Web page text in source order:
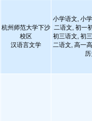
杭州师范大学下沙
校区
汉语言文学
小学语文, 小
二语文, 初一
初三语文, 初
二语文, 高一